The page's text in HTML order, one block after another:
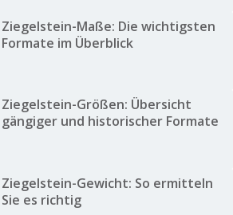
Ziegelstein-Maße: Die wichtigsten
Formate im Überblick
Ziegelstein-Größen: Übersicht
gängiger und historischer Formate
Ziegelstein-Gewicht: So ermitteln
Sie es richtig